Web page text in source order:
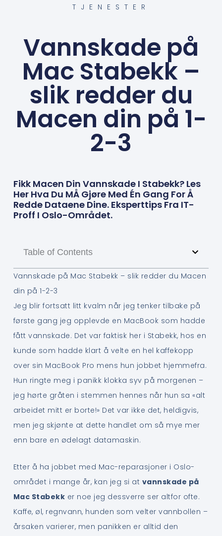
TJENESTER
Vannskade på
Mac Stabekk –
slik redder du
Macen din på 1-
2-3
Fikk Macen Din Vannskade I Stabekk? Les
Her Hva Du MÅ Gjøre Med Én Gang For Å
Redde Dataene Dine. Eksperttips Fra IT-
Proff I Oslo-Området.
Table of Contents
Vannskade på Mac Stabekk – slik redder du Macen
din på 1-2-3
Jeg blir fortsatt litt kvalm når jeg tenker tilbake på
første gang jeg opplevde en MacBook som hadde
fått vannskade. Det var faktisk her i Stabekk, hos en
kunde som hadde klart å velte en hel kaffekopp
over sin MacBook Pro mens hun jobbet hjemmefra.
Hun ringte meg i panikk klokka syv på morgenen –
jeg hørte gråten i stemmen hennes når hun sa «alt
arbeidet mitt er borte!» Det var ikke det, heldigvis,
men jeg skjønte at dette handlet om så mye mer
enn bare en ødelagt datamaskin.
Etter å ha jobbet med Mac-reparasjoner i Oslo-
området i mange år, kan jeg si at vannskade på
Mac Stabekk er noe jeg dessverre ser altfor ofte.
Kaffe, øl, regnvann, hunden som velter vannbollen –
årsaken varierer, men panikken er alltid den